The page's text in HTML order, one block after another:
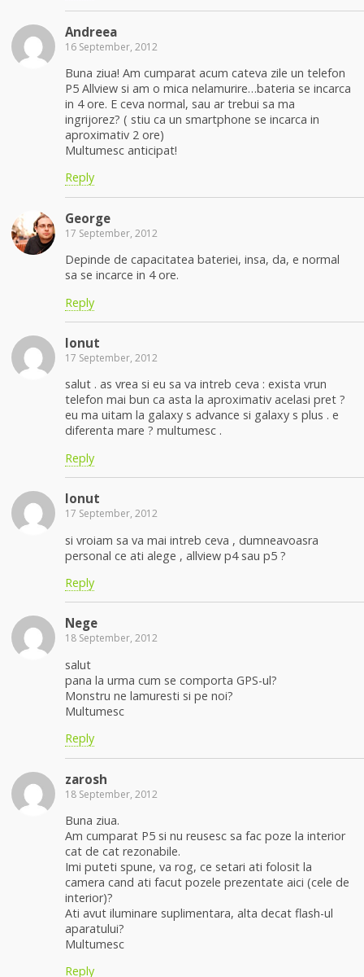
Andreea
16 September, 2012
Buna ziua! Am cumparat acum cateva zile un telefon
P5 Allview si am o mica nelamurire…bateria se incarca
in 4 ore. E ceva normal, sau ar trebui sa ma
ingrijorez? ( stiu ca un smartphone se incarca in
aproximativ 2 ore)
Multumesc anticipat!
Reply
George
17 September, 2012
Depinde de capacitatea bateriei, insa, da, e normal
sa se incarce in 4 ore.
Reply
Ionut
17 September, 2012
salut . as vrea si eu sa va intreb ceva : exista vrun
telefon mai bun ca asta la aproximativ acelasi pret ?
eu ma uitam la galaxy s advance si galaxy s plus . e
diferenta mare ? multumesc .
Reply
Ionut
17 September, 2012
si vroiam sa va mai intreb ceva , dumneavoasra
personal ce ati alege , allview p4 sau p5 ?
Reply
Nege
18 September, 2012
salut
pana la urma cum se comporta GPS-ul?
Monstru ne lamuresti si pe noi?
Multumesc
Reply
zarosh
18 September, 2012
Buna ziua.
Am cumparat P5 si nu reusesc sa fac poze la interior
cat de cat rezonabile.
Imi puteti spune, va rog, ce setari ati folosit la
camera cand ati facut pozele prezentate aici (cele de
interior)?
Ati avut iluminare suplimentara, alta decat flash-ul
aparatului?
Multumesc
Reply